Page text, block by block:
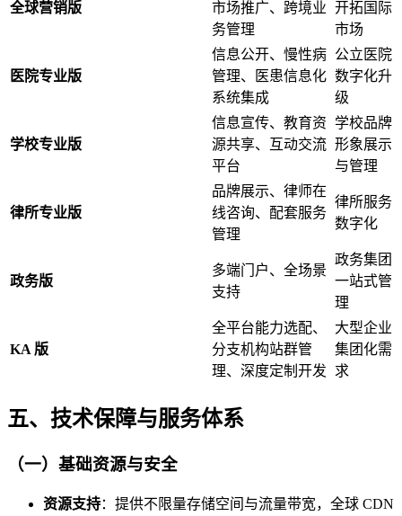
全球营销版
市场推广、跨境业
务管理
开拓国际
市场
医院专业版
信息公开、慢性病
管理、医患信息化
系统集成
公立医院
数字化升
级
学校专业版
信息宣传、教育资
源共享、互动交流
平台
学校品牌
形象展示
与管理
律所专业版
品牌展示、律师在
线咨询、配套服务
管理
律所服务
数字化
政务版
多端门户、全场景
支持
政务集团
一站式管
理
KA 版
全平台能力选配、
分支机构站群管
理、深度定制开发
大型企业
集团化需
求
五、技术保障与服务体系
（一）基础资源与安全
资源支持：提供不限量存储空间与流量带宽，全球 CDN